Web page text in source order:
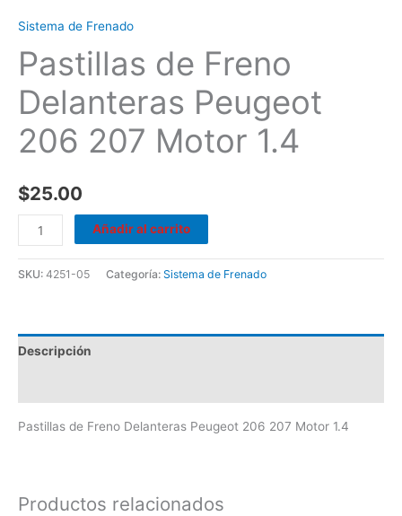
Sistema de Frenado
Pastillas de Freno
Delanteras Peugeot
206 207 Motor 1.4
$25.00
Añadir al carrito
SKU: 4251-05 Categoría: Sistema de Frenado
Descripción
Pastillas de Freno Delanteras Peugeot 206 207 Motor 1.4
Productos relacionados